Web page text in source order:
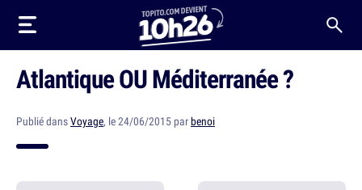
Atlantique OU Méditerranée ?
Publié dansVoyage, le 24/06/2015 parbenoi